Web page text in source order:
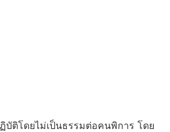
บัติโดยไม่เป็นธรรมต่อคนพิการ โดย